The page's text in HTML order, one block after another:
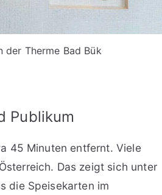
der Therme Bad Bük
Publikum
45 Minuten entfernt. Viele
Das zeigt sich unter
die Speisekarten im